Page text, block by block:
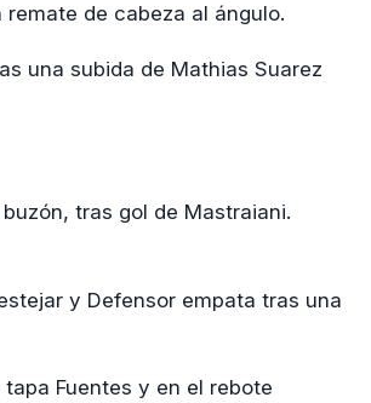
remate de cabeza al ángulo.
una subida de Mathias Suarez
tras gol de Mastraiani.
y Defensor empata tras una
Fuentes y en el rebote